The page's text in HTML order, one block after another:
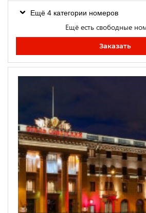
Ещё 4 категории номеров
Ещё есть свободные
Заказать